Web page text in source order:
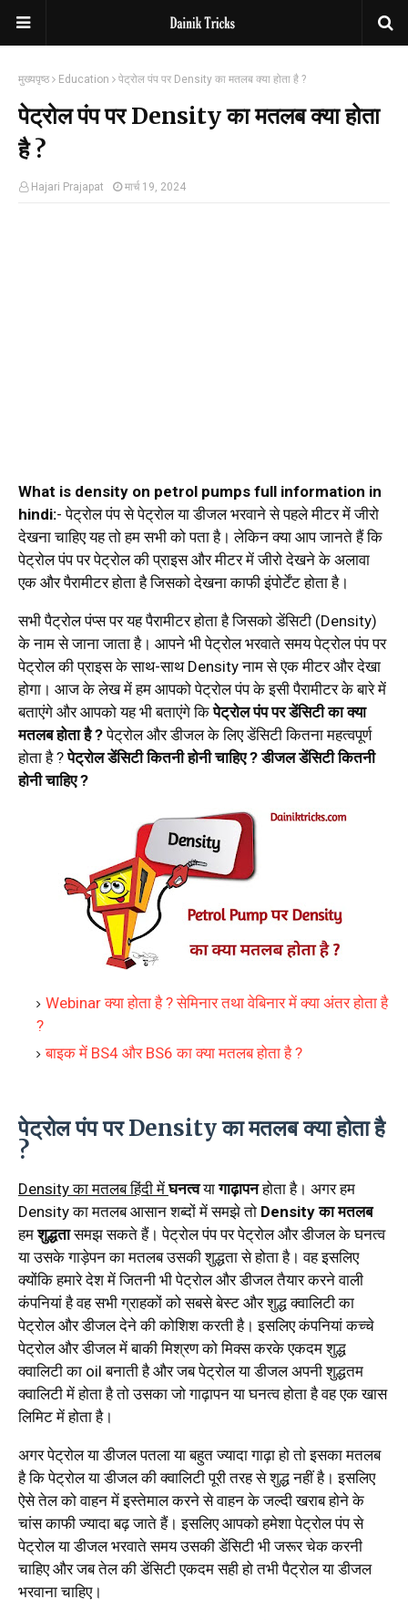
मुख्यपृष्ठ Education पेट्रोल पंप पर Density का मतलब क्या होता है ?
पेट्रोल पंप पर Density का मतलब क्या होता
है ?
Hajari Prajapat मार्च 19, 2024
What is density on petrol pumps full information in
hindi:- पेट्रोल पंप से पेट्रोल या डीजल भरवाने से पहले मीटर में जीरो
देखना चाहिए यह तो हम सभी को पता है। लेकिन क्या आप जानते हैं कि
पेट्रोल पंप पर पेट्रोल की प्राइस और मीटर में जीरो देखने के अलावा
एक और पैरामीटर होता है जिसको देखना काफी इंपोर्टेंट होता है।
सभी पैट्रोल पंप्स पर यह पैरामीटर होता है जिसको डेंसिटी (Density)
के नाम से जाना जाता है। आपने भी पेट्रोल भरवाते समय पेट्रोल पंप पर
पेट्रोल की प्राइस के साथ-साथ Density नाम से एक मीटर और देखा
होगा। आज के लेख में हम आपको पेट्रोल पंप के इसी पैरामीटर के बारे में
बताएंगे और आपको यह भी बताएंगे किपेट्रोल पंप पर डेंसिटी का क्या
मतलब होता है ?पेट्रोल और डीजल के लिए डेंसिटी कितना महत्वपूर्ण
होता है ?पेट्रोल डेंसिटी कितनी होनी चाहिए ? डीजल डेंसिटी कितनी
होनी चाहिए ?
Webinar क्या होता है ? सेमिनार तथा वेबिनार में क्या अंतर होता है
?
बाइक में BS4 और BS6 का क्या मतलब होता है ?
पेट्रोल पंप पर Density का मतलब क्या होता है
?
Density का मतलब हिंदी मेंघनत्वयागाढ़ापनहोता है। अगर हम
Density का मतलब आसान शब्दों में समझे तो Density का मतलब
हमशुद्धतासमझ सकते हैं। पेट्रोल पंप पर पेट्रोल और डीजल के घनत्व
या उसके गाड़ेपन का मतलब उसकी शुद्धता से होता है। वह इसलिए
क्योंकि हमारे देश में जितनी भी पेट्रोल और डीजल तैयार करने वाली
कंपनियां है वह सभी ग्राहकों को सबसे बेस्ट और शुद्ध क्वालिटी का
पेट्रोल और डीजल देने की कोशिश करती है। इसलिए कंपनियां कच्चे
पेट्रोल और डीजल में बाकी मिश्रण को मिक्स करके एकदम शुद्ध
क्वालिटी का oil बनाती है और जब पेट्रोल या डीजल अपनी शुद्धतम
क्वालिटी में होता है तो उसका जो गाढ़ापन या घनत्व होता है वह एक खास
लिमिट में होता है।
अगर पेट्रोल या डीजल पतला या बहुत ज्यादा गाढ़ा हो तो इसका मतलब
है कि पेट्रोल या डीजल की क्वालिटी पूरी तरह से शुद्ध नहीं है। इसलिए
ऐसे तेल को वाहन में इस्तेमाल करने से वाहन के जल्दी खराब होने के
चांस काफी ज्यादा बढ़ जाते हैं। इसलिए आपको हमेशा पेट्रोल पंप से
पेट्रोल या डीजल भरवाते समय उसकी डेंसिटी भी जरूर चेक करनी
चाहिए और जब तेल की डेंसिटी एकदम सही हो तभी पैट्रोल या डीजल
भरवाना चाहिए।